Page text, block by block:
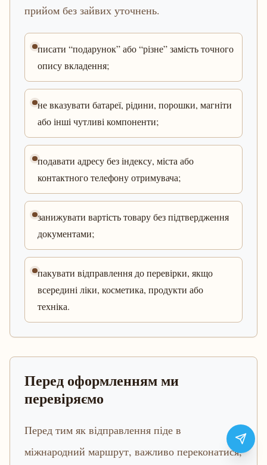
прийом без зайвих уточнень.
писати “подарунок” або “різне” замість точного
опису вкладення;
не вказувати батареї, рідини, порошки, магніти
або інші чутливі компоненти;
подавати адресу без індексу, міста або
контактного телефону отримувача;
занижувати вартість товару без підтвердження
документами;
пакувати відправлення до перевірки, якщо
всередині ліки, косметика, продукти або
техніка.
Перед оформленням ми
перевіряємо
Перед тим як відправлення піде в
міжнародний маршрут, важливо переконатися,